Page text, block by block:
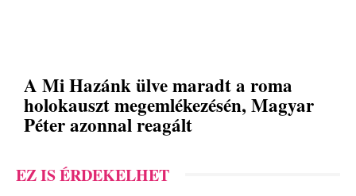
A Mi Hazánk ülve maradt a roma
holokauszt megemlékezésén, Magyar
Péter azonnal reagált
EZ IS ÉRDEKELHET